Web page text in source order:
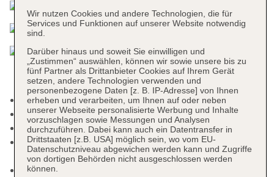
Nichtraucherhotel, Raucherbereich
Check-in Zeit ab 14:00 Uhr
Check-out Zeit bis 12:00 Uhr
Early Check-in: gegen Gebühr, Anfrage
notwendig
Late Check-out: gegen Gebühr, Anfrage
Wir nutzen Cookies und andere Technologien, die für
Services und Funktionen auf unserer Website notwendig
sind.
Darüber hinaus und soweit Sie einwilligen und
„Zustimmen“ auswählen, können wir sowie unsere bis zu
fünf Partner als Drittanbieter Cookies auf Ihrem Gerät
setzen, andere Technologien verwenden und
personenbezogene Daten [z. B. IP-Adresse] von Ihnen
erheben und verarbeiten, um Ihnen auf oder neben
unserer Webseite personalisierte Werbung und Inhalte
vorzuschlagen sowie Messungen und Analysen
durchzuführen. Dabei kann auch ein Datentransfer in
Drittstaaten [z.B. USA] möglich sein, wo vom EU-
Datenschutzniveau abgewichen werden kann und Zugriffe
von dortigen Behörden nicht ausgeschlossen werden
können.